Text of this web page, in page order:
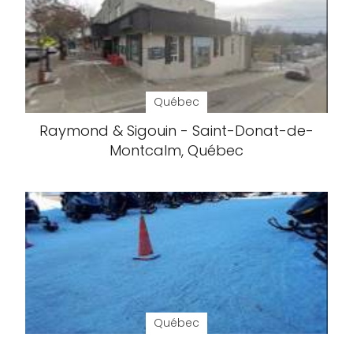
Québec
Raymond & Sigouin - Saint-Donat-de-
Montcalm, Québec
Québec